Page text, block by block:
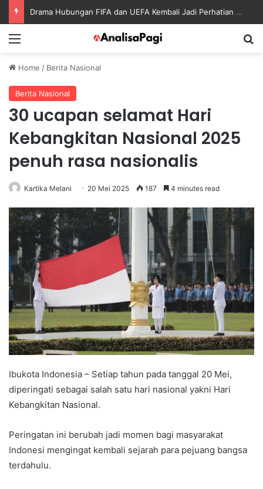
Drama Hubungan FIFA dan UEFA Kembali Jadi Perhatian Dunia Sepak Bola
Home / Berita Nasional
Berita Nasional
30 ucapan selamat Hari
Kebangkitan Nasional 2025
penuh rasa nasionalis
Kartika Melani 20 Mei 2025 187 4 minutes read
Ibukota Indonesia – Setiap tahun pada tanggal 20 Mei,
diperingati sebagai salah satu hari nasional yakni Hari
Kebangkitan Nasional.
Peringatan ini berubah jadi momen bagi masyarakat
Indonesi mengingat kembali sejarah para pejuang bangsa
terdahulu.